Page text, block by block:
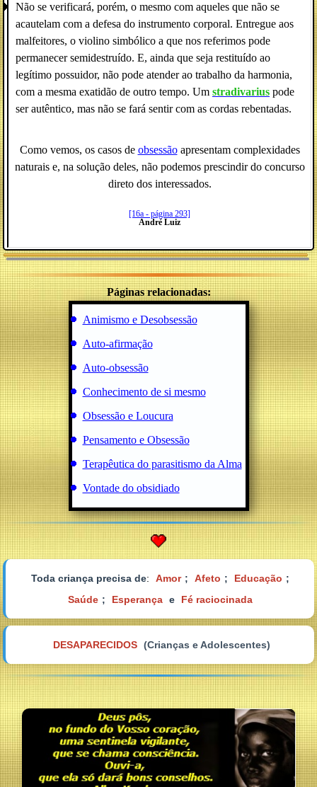
Não se verificará, porém, o mesmo com aqueles que não se
acautelam com a defesa do instrumento corporal. Entregue aos
malfeitores, o violino simbólico a que nos referimos pode
permanecer semidestruído. E, ainda que seja restituído ao
legítimo possuidor, não pode atender ao trabalho da harmonia,
com a mesma exatidão de outro tempo. Um stradivarius pode
ser autêntico, mas não se fará sentir com as cordas rebentadas.
Como vemos, os casos de obsessãoapresentam complexidades
naturais e, na solução deles, não podemos prescindir do concurso
direto dos interessados.
[16a - página 293]
André Luiz
Páginas relacionadas:
Animismo e Desobsessão
Auto-afirmação
Auto-obsessão
Conhecimento de si mesmo
Obsessão e Loucura
Pensamento e Obsessão
Terapêutica do parasitismo da Alma
Vontade do obsidiado
Toda criança precisa de: Amor ; Afeto ; Educação ;
Saúde ; Esperança e Fé raciocinada
DESAPARECIDOS (Crianças e Adolescentes)